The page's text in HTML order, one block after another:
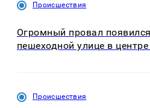
Происшествия
Огромный провал
пешеходной улице в
Происшествия